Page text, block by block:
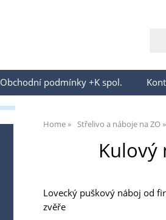
Obchodní podmínky +K spol.
Home Střelivo a náboje na ZO
Kulový
Lovecký puškový náboj od
zvěře